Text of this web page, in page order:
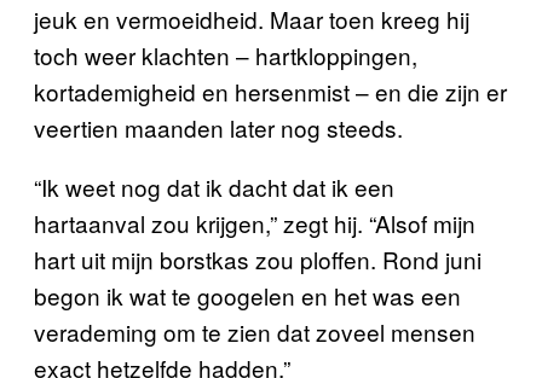
jeuk en vermoeidheid. Maar toen kreeg hij
toch weer klachten – hartkloppingen,
kortademigheid en hersenmist – en die zijn er
veertien maanden later nog steeds.
“Ik weet nog dat ik dacht dat ik een
hartaanval zou krijgen,” zegt hij. “Alsof mijn
hart uit mijn borstkas zou ploffen. Rond juni
begon ik wat te googelen en het was een
verademing om te zien dat zoveel mensen
exact hetzelfde hadden.”